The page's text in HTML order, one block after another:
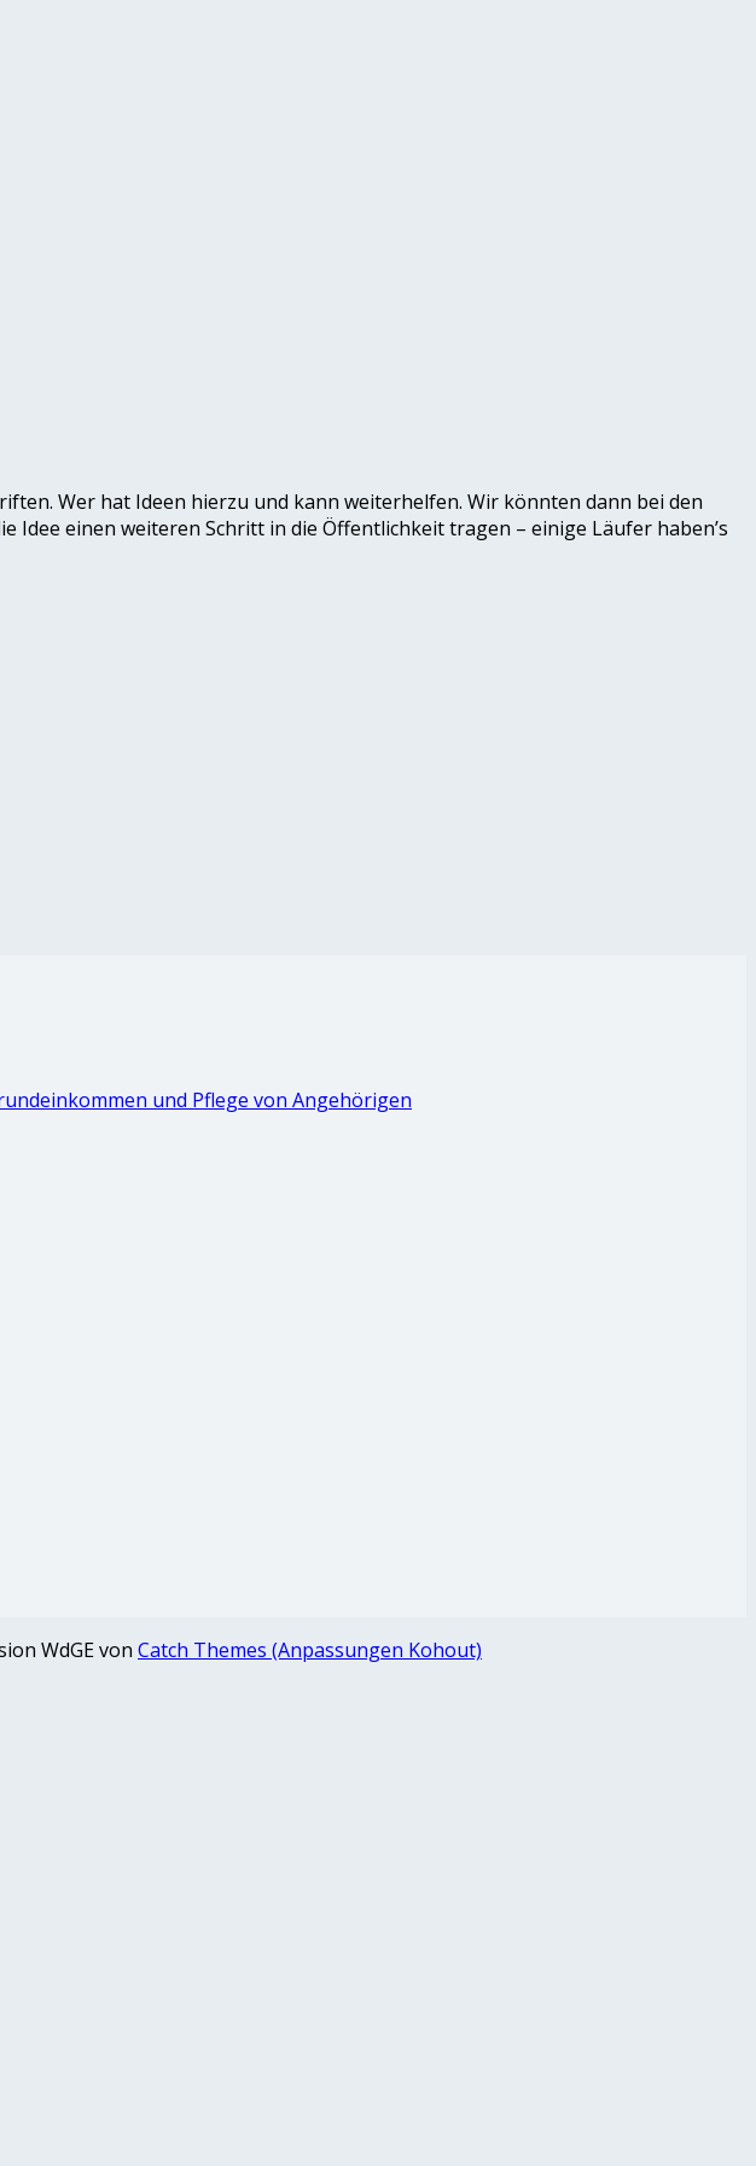
Wer hat Ideen hierzu und kann weiterhelfen. Wir könnten dann bei den
Idee einen weiteren Schritt in die Öffentlichkeit tragen – einige Läufer haben’s
und Pflege von Angehörigen
WdGE von Catch Themes (Anpassungen Kohout)